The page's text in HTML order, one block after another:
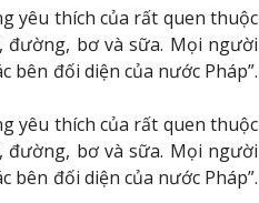
yêu thích của rất quen thuộc
đường, bơ và sữa. Mọi người
bên đối diện của nước Pháp”.
yêu thích của rất quen thuộc
đường, bơ và sữa. Mọi người
bên đối diện của nước Pháp”.